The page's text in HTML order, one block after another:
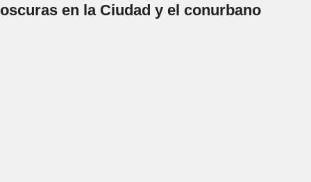
oscuras en la Ciudad y el conurbano